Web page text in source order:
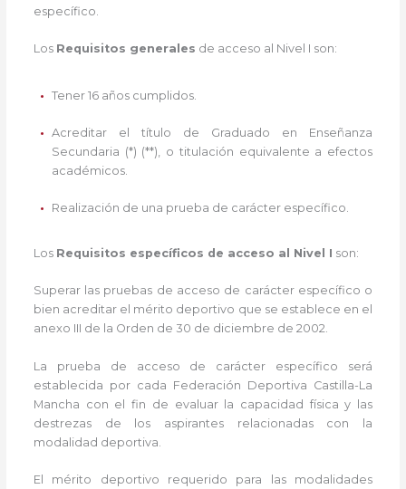
específico.
Los Requisitos generales de acceso al Nivel I son:
Tener 16 años cumplidos.
Acreditar el título de Graduado en Enseñanza
Secundaria (*) (**), o titulación equivalente a efectos
académicos.
Realización de una prueba de carácter específico.
Los Requisitos específicos de acceso al Nivel I son:
Superar las pruebas de acceso de carácter específico o
bien acreditar el mérito deportivo que se establece en el
anexo III de la Orden de 30 de diciembre de 2002.
La prueba de acceso de carácter específico será
establecida por cada Federación Deportiva Castilla-La
Mancha con el fin de evaluar la capacidad física y las
destrezas de los aspirantes relacionadas con la
modalidad deportiva.
El mérito deportivo requerido para las modalidades